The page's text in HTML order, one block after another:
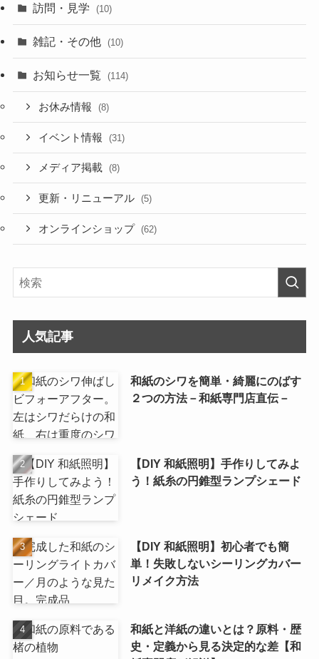
訪問・見学 (10)
雑記・その他 (10)
お知らせ一覧 (114)
お休み情報 (8)
イベント情報 (31)
メディア掲載 (8)
更新・リニューアル (5)
オンラインショップ (62)
人気記事
和紙のシワを簡単・綺麗にのばす
２つの方法－和紙専門店直伝－
【DIY 和紙照明】手作りしてみよ
う！紙糸の円錐型ランプシェード
【DIY 和紙照明】初心者でも簡
単！失敗しないシーリングカバー
リメイク方法
和紙と洋紙の違いとは？原料・歴
史・定義から見る決定的な差【和